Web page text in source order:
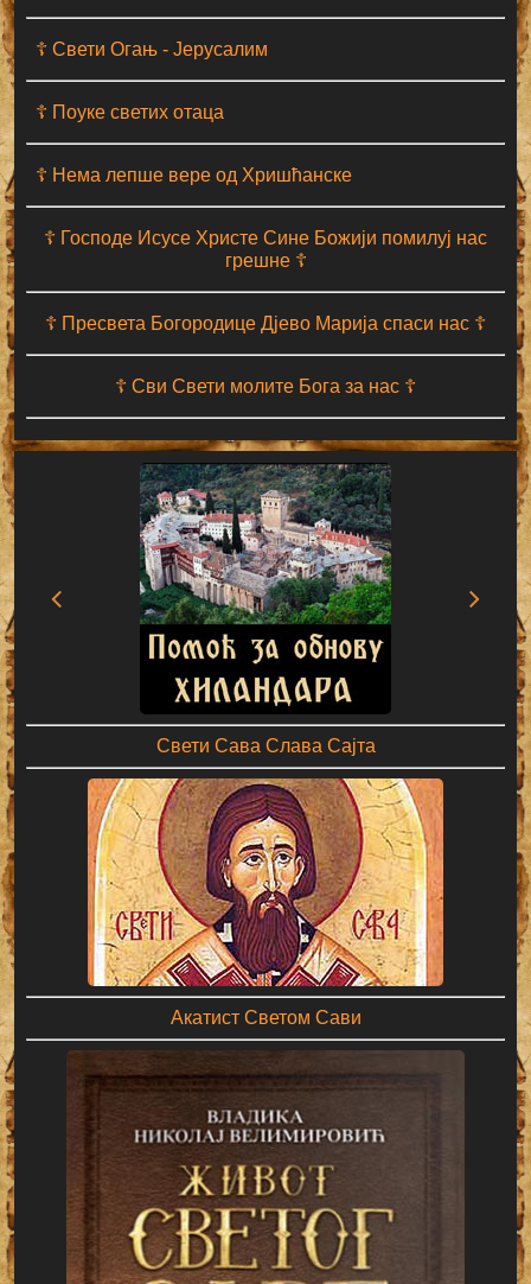
☦ Свети Огањ - Јерусалим
☦ Поуке светих отаца
☦ Нема лепше вере од Хришћанске
☦ Господе Исусе Христе Сине Божији помилуј нас
грешне ☦
☦ Пресвета Богородице Дјево Марија спаси нас ☦
☦ Сви Свети молите Бога за нас ☦
Свети Сава Слава Сајта
Акатист Светом Сави